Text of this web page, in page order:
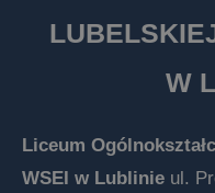
W
Liceum
WSEI w Lublinie ul.